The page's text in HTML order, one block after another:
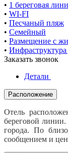
• 1 береговая
• WI-FI
• Песчаный пляж
• Семейный
• Размещение с
• Инфраструктура
Заказать звонок
Детали
Расположение
Отель
береговой
города. По
сообщением и